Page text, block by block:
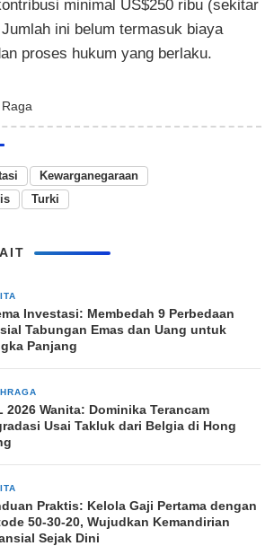
minimal US$250 ribu (sekitar
ini belum termasuk biaya
proses hukum yang berlaku.
Kewarganegaraan
Turki
Investasi: Membedah 9 Perbedaan
Tabungan Emas dan Uang untuk
Panjang
2026 Wanita: Dominika Terancam
Usai Takluk dari Belgia di Hong
Praktis: Kelola Gaji Pertama dengan
50-30-20, Wujudkan Kemandirian
Sejak Dini